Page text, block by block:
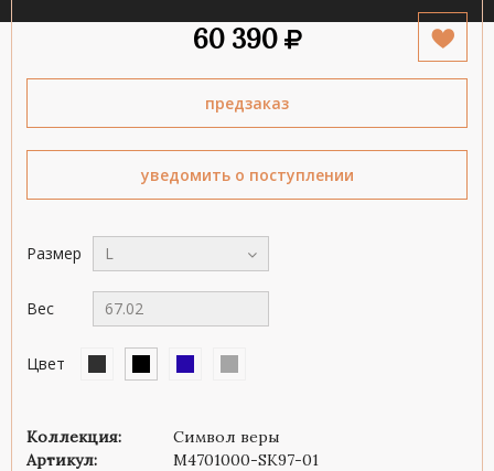
60 390
предзаказ
уведомить о поступлении
Размер L
Вес 67.02
Цвет
Коллекция:
Символ веры
Артикул:
M4701000-SK97-01